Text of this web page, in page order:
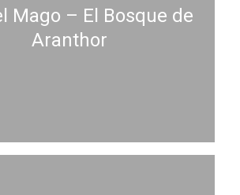
Mago – El Bosque de
Aranthor